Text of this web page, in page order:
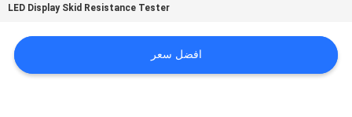
خريطة
LED Display Skid Resistance Tester
افضل سعر